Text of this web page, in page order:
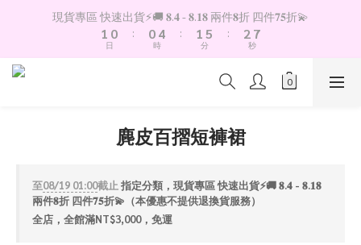
現貨專區 快速出貨⚡️🚚 𝟖.𝟒 - 𝟖.𝟏𝟖 兩件𝟖折 四件𝟕𝟓折💫
2
1
0
1
0
日
:
1
0
5
4
3
時
:
2
1
0
6
5
4
分
:
3
2
1
7
6
5
3
秒
麂皮百摺短褲裙
至08/19 01:00截止 指定分類，現貨專區 快速出貨⚡️🚚 𝟖.𝟒 - 𝟖.𝟏𝟖
兩件𝟖折 四件𝟕𝟓折💫（本優惠不提供退換貨服務）
全店，全館滿NT$3,000，免運